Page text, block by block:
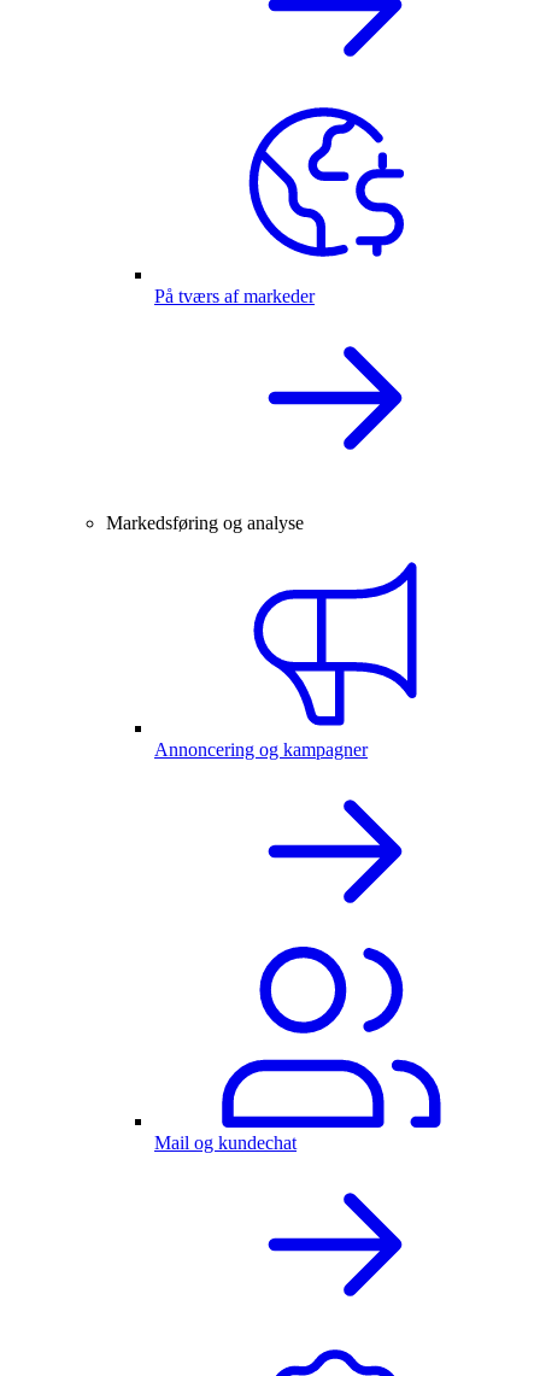
På tværs af markeder
Markedsføring og analyse
Annoncering og kampagner
Mail og kundechat